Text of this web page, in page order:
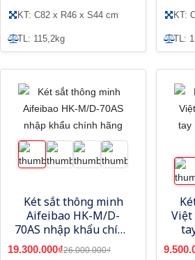
KT: C82 x R46 x S44 cm
TL: 115,2kg
KT:
TL:
Két sắt thông minh
Aifeibao HK-M/D-
70AS nhập khẩu chính
hãng
19.300.000₫26.000.000₫
Việt